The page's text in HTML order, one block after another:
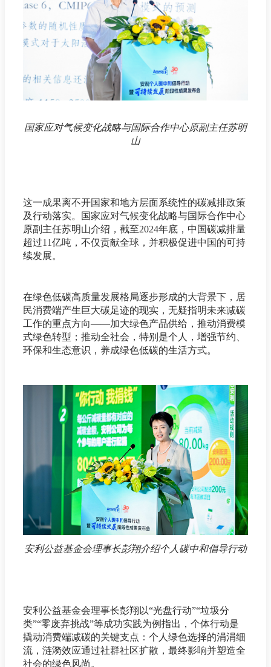
国家应对气候变化战略与国际合作中心原副主任苏明
山
这一成果离不开国家和地方层面系统性的碳减排政策
及行动落实。国家应对气候变化战略与国际合作中心
原副主任苏明山介绍，截至2024年底，中国碳减排量
超过11亿吨，不仅贡献全球，并积极促进中国的可持
续发展。
在绿色低碳高质量发展格局逐步形成的大背景下，居
民消费端产生巨大碳足迹的现实，无疑指明未来减碳
工作的重点方向——加大绿色产品供给，推动消费模
式绿色转型；推动全社会，特别是个人，增强节约、
环保和生态意识，养成绿色低碳的生活方式。
安利公益基金会理事长彭翔介绍个人碳中和倡导行动
安利公益基金会理事长彭翔以“光盘行动”“垃圾分
类”“零废弃挑战”等成功实践为例指出，个体行动是
撬动消费端减碳的关键支点：个人绿色选择的涓涓细
流，涟漪效应通过社群社区扩散，最终影响并塑造全
社会的绿色风尚。